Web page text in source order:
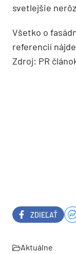
svetlejšie
Všetko o
referencií
Zdroj: PR
ZDIEĽAŤ
Aktuálne